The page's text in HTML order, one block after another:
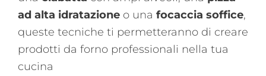
ad alta idratazione o una focaccia soffice,
queste tecniche ti permetteranno di creare
prodotti da forno professionali nella tua
cucina